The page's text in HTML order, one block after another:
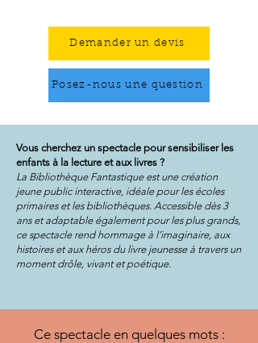
Demander un devis
Posez-nous une question
Vous cherchez un spectacle pour sensibiliser les
enfants à la lecture et aux livres ?
La Bibliothèque Fantastique est une création
jeune public interactive, idéale pour les écoles
primaires et les bibliothèques. Accessible dès 3
ans et adaptable également pour les plus grands,
ce spectacle rend hommage à l’imaginaire, aux
histoires et aux héros du livre jeunesse à travers un
moment drôle, vivant et poétique.
Ce spectacle en quelques mots :